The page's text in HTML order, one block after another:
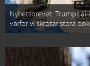
Nyhetsbrevet: Trumps
varför vi skrotar stora